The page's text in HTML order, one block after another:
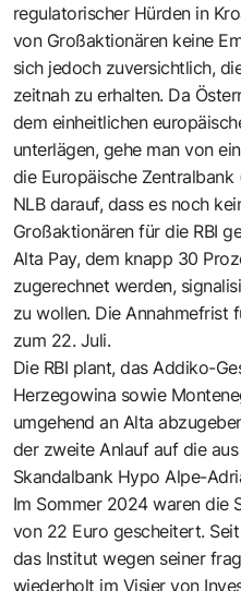
regulatorischer Hürden in
von Großaktionären keine
sich jedoch zuversichtlich,
zeitnah zu erhalten. Da
dem einheitlichen
unterlägen, gehe man von
die Europäische
NLB darauf, dass es noch
Großaktionären für die RBI
Alta Pay, dem knapp 30
zugerechnet werden,
zu wollen. Die Annahmefrist
zum 22. Juli.
Die RBI plant, das Addiko-
Herzegowina sowie
umgehend an Alta
der zweite Anlauf auf die
Skandalbank Hypo Alpe-
Im Sommer 2024 waren die
von 22 Euro gescheitert.
das Institut wegen seiner
wiederholt im Visier von